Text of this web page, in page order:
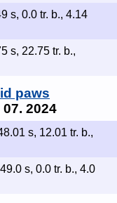
s, 0.0 tr. b., 4.14
s, 22.75 tr. b.,
paws
07. 2024
s, 12.01 tr. b.,
s, 0.0 tr. b., 4.0